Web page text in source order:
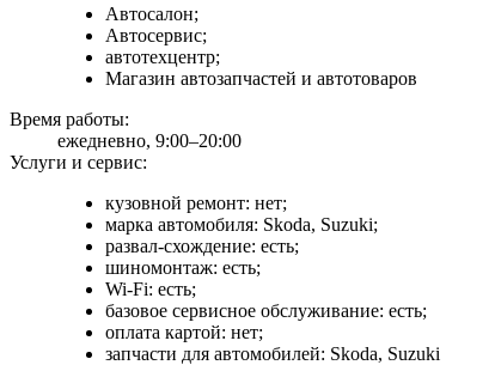
Автосалон;
Автосервис;
автотехцентр;
Магазин автозапчастей и автотоваров
Время работы:
ежедневно, 9:00–20:00
Услуги и сервис:
кузовной ремонт: нет;
марка автомобиля: Skoda, Suzuki;
развал-схождение: есть;
шиномонтаж: есть;
Wi-Fi: есть;
базовое сервисное обслуживание: есть;
оплата картой: нет;
запчасти для автомобилей: Skoda, Suzuki